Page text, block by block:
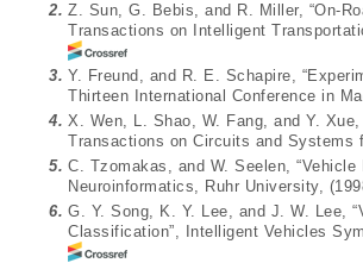
2. Z. Sun, G. Bebis, and R. Miller, “On-
Transactions on Intelligent
3. Y. Freund, and R. E. Schapire,
Thirteen International Conference in
4. X. Wen, L. Shao, W. Fang, and Y.
Transactions on Circuits and Systems
5. C. Tzomakas, and W. Seelen,
Neuroinformatics, Ruhr University,
6. G. Y. Song, K. Y. Lee, and J. W. Lee,
Classification”, Intelligent Vehicles